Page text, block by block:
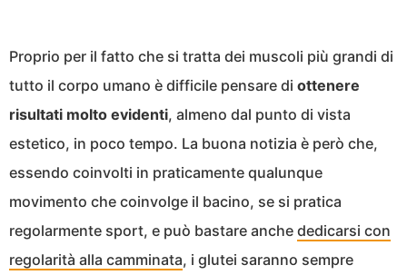
Proprio per il fatto che si tratta dei muscoli più grandi di
tutto il corpo umano è difficile pensare di ottenere
risultati molto evidenti, almeno dal punto di vista
estetico, in poco tempo. La buona notizia è però che,
essendo coinvolti in praticamente qualunque
movimento che coinvolge il bacino, se si pratica
regolarmente sport, e può bastare anche dedicarsi con
regolarità alla camminata, i glutei saranno sempre